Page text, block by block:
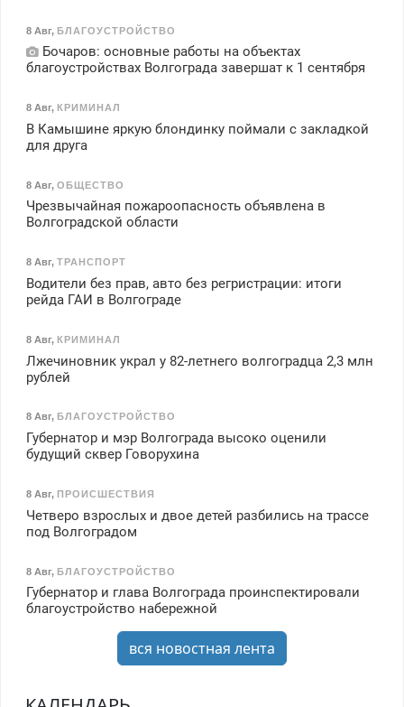
8 Авг, БЛАГОУСТРОЙСТВО
Бочаров: основные работы на объектах
благоустройствах Волгограда завершат к 1 сентября
8 Авг, КРИМИНАЛ
В Камышине яркую блондинку поймали с закладкой
для друга
8 Авг, ОБЩЕСТВО
Чрезвычайная пожароопасность объявлена в
Волгоградской области
8 Авг, ТРАНСПОРТ
Водители без прав, авто без регристрации: итоги
рейда ГАИ в Волгограде
8 Авг, КРИМИНАЛ
Лжечиновник украл у 82-летнего волгоградца 2,3 млн
рублей
8 Авг, БЛАГОУСТРОЙСТВО
Губернатор и мэр Волгограда высоко оценили
будущий сквер Говорухина
8 Авг, ПРОИСШЕСТВИЯ
Четверо взрослых и двое детей разбились на трассе
под Волгоградом
8 Авг, БЛАГОУСТРОЙСТВО
Губернатор и глава Волгограда проинспектировали
благоустройство набережной
вся новостная лента